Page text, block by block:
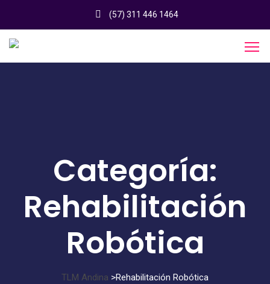
content
(57) 311 446 1464
Categoría:
Rehabilitación
Robótica
TLM Andina >Rehabilitación Robótica